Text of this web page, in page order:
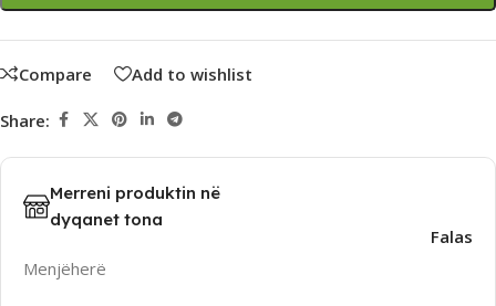
Compare Add to wishlist
Share:
Merreni produktin në
dyqanet tona
Menjëherë
Falas